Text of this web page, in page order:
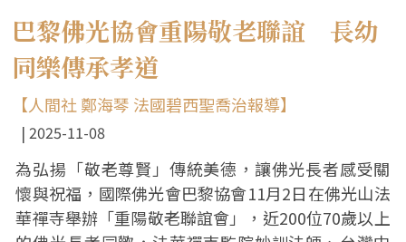
巴黎佛光協會重陽敬老聯誼 長幼
同樂傳承孝道
【人間社 鄭海琴 法國碧西聖喬治報導】
2025-11-08
為弘揚「敬老尊賢」傳統美德，讓佛光長者感受關
懷與祝福，國際佛光會巴黎協會11月2日在佛光山法
華禪寺舉辦「重陽敬老聯誼會」，近200位70歲以上